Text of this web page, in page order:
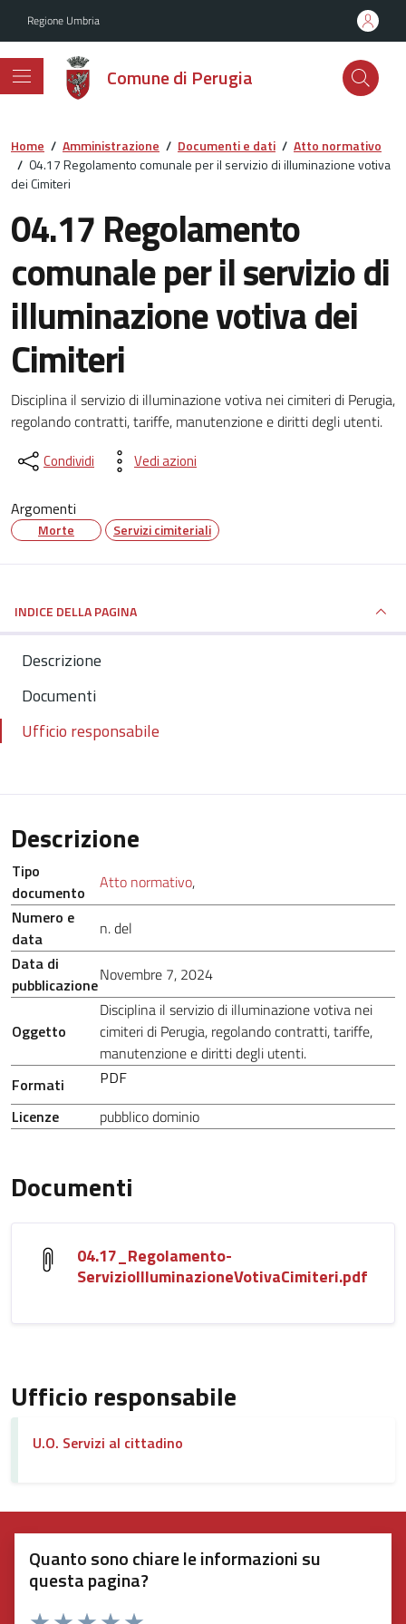
Regione Umbria
Comune di Perugia
Home / Amministrazione / Documenti e dati / Atto normativo
/ 04.17 Regolamento comunale per il servizio di illuminazione votiva
dei Cimiteri
04.17 Regolamento
comunale per il servizio di
illuminazione votiva dei
Cimiteri
Dettagli del documento
Disciplina il servizio di illuminazione votiva nei cimiteri di Perugia,
regolando contratti, tariffe, manutenzione e diritti degli utenti.
Condividi Vedi azioni
Argomenti
Morte Servizi cimiteriali
INDICE DELLA PAGINA
Descrizione
Documenti
Ufficio responsabile
Descrizione
Tipo
documento
Atto normativo,
Numero e
data
n. del
Data di
pubblicazioneNovembre 7, 2024
Oggetto
Disciplina il servizio di illuminazione votiva nei
cimiteri di Perugia, regolando contratti, tariffe,
manutenzione e diritti degli utenti.
Formati
PDF
Licenze
pubblico dominio
Documenti
04.17_Regolamento-
ServizioIlluminazioneVotivaCimiteri.pdf
Ufficio responsabile
U.O. Servizi al cittadino
Quanto sono chiare le informazioni su
questa pagina?